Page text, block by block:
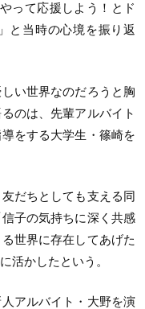
って応援しよう！とド
と当時の心境を振り返
い世界なのだろうと胸
のは、先輩アルバイト
をする大学生・篠崎を
だちとしても支える同
子の気持ちに深く共感
世界に存在してあげた
活かしたという。
アルバイト・大野を演